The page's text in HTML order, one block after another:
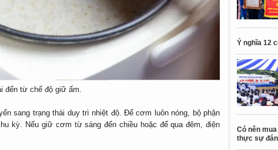
đến từ chế độ giữ ấm.
sang trạng thái duy trì nhiệt độ. Để cơm luôn nóng, bộ phận
kỳ. Nếu giữ cơm từ sáng đến chiều hoặc để qua đêm, điện
Ý nghĩa 12
Có nên
thực sự